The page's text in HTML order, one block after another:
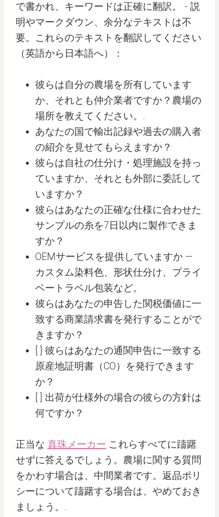
で書かれ、キーワードは正確に翻訳。 - 説
明やマークダウン、余分なテキストは不
要。これらのテキストを翻訳してください
（英語から日本語へ）：
彼らは自分の農場を所有しています
か、それとも仲介業者ですか？農場の
場所を教えてください。.
あなたの国で輸出記録や過去の購入者
の紹介を見せてもらえますか？
彼らは自社の仕分け・処理施設を持っ
ていますか、それとも外部に委託して
いますか？
彼らはあなたの正確な仕様に合わせた
サンプルの糸を7日以内に製作できま
すか？
OEMサービスを提供していますか —
カスタム染料色、形状仕分け、プライ
ベートラベル包装など。
彼らはあなたの申告した関税価値に一
致する商業請求書を発行することがで
きますか？
[ ] 彼らはあなたの通関申告に一致する
原産地証明書（CO）を発行できます
か？
[ ] 出荷が仕様外の場合の彼らの方針は
何ですか？
正当な 真珠メーカー これらすべてに躊躇
せずに答えるでしょう。農場に関する質問
をかわす場合は、中間業者です。返品ポリ
シーについて躊躇する場合は、やめておき
ましょう。.